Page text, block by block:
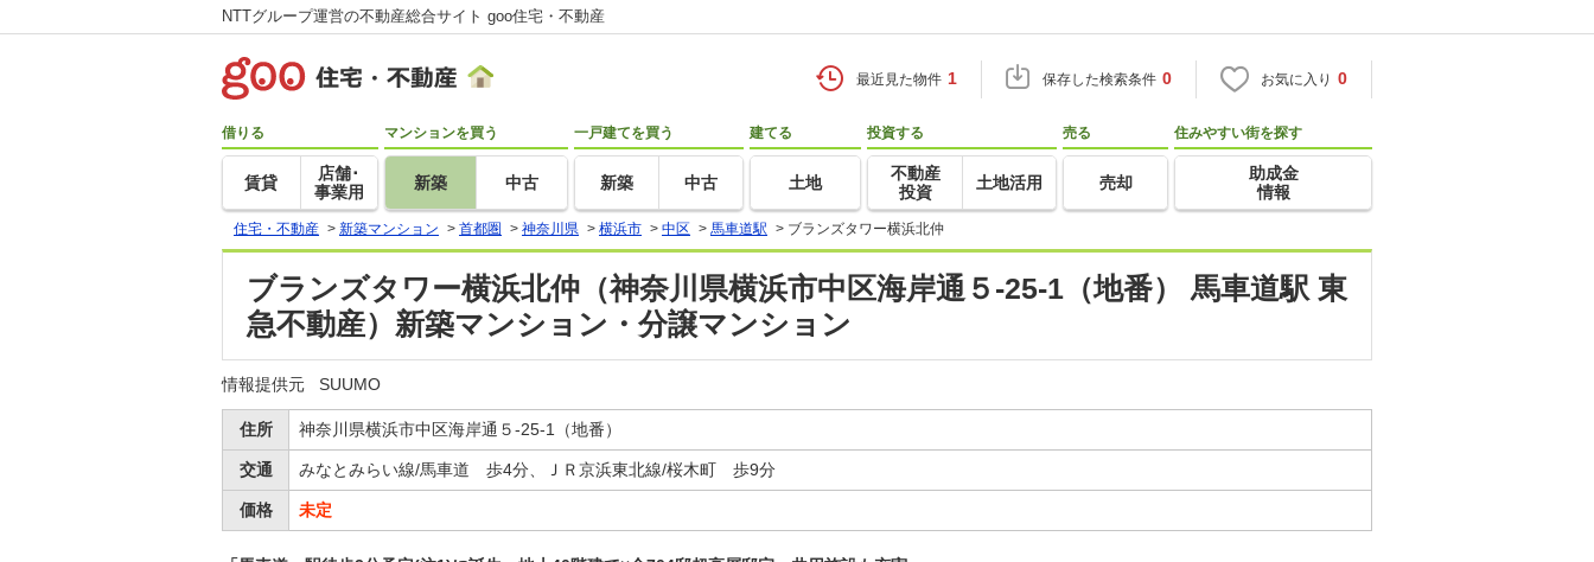
NTTグループ運営の不動産総合サイト goo住宅・不動産
最近見た物件 1 保存した検索条件 0 お気に入り 0
借りる
賃貸
店舗･
事業用
マンションを買う
新築 中古
一戸建てを買う
新築 中古
建てる
土地
投資する
不動産
投資
土地活用
売る
売却
住みやすい街を探す
助成金
情報
住宅・不動産 > 新築マンション > 首都圏 > 神奈川県 > 横浜市 > 中区 > 馬車道駅 > ブランズタワー横浜北仲
ブランズタワー横浜北仲（神奈川県横浜市中区海岸通５-25-1（地番） 馬車道駅 東
急不動産）新築マンション・分譲マンション
情報提供元 SUUMO
住所 神奈川県横浜市中区海岸通５-25-1（地番）
交通 みなとみらい線/馬車道 歩4分、ＪＲ京浜東北線/桜木町 歩9分
価格 未定